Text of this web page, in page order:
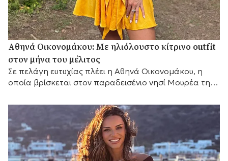
Αθηνά Οικονομάκου: Mε ηλιόλουστο κίτρινο outfit
στον μήνα του μέλιτος
Σε πελάγη ευτυχίας πλέει η Αθηνά Οικονομάκου, η
οποία βρίσκεται στον παραδεισένιο νησί Μουρέα της